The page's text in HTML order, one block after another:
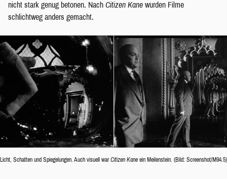
nicht stark genug betonen. Nach Citizen Kane wurden Filme
schlichtweg anders gemacht.
Licht, Schatten und Spiegelungen. Auch visuell warCitizen Kane ein Meilenstein. (Bild: Screenshot/M94.5)